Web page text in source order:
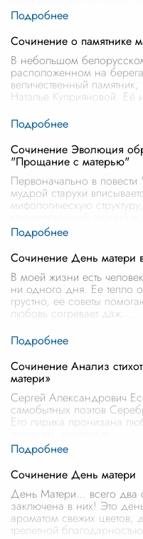
Сочинение о памятнике
В небольшом
расположенном на
величественный
Наталье Куприяновой. Её
Сочинение Эволюция
"Прощание с матерью"
Первоначально в
мудрой старухи
мифологическую
Сочинение День матери
В моей жизни есть
ни одного дня. Ее тепло
грустно, ее советы
любовь согревает даж
Сочинение Анализ
матери»
Сергей Александрович
самобытных поэтов
Его лирика пронизана
Сочинение День матери
День Матери… всего два
заключена в них! Это
ароматом свежих цветов,
трепетной